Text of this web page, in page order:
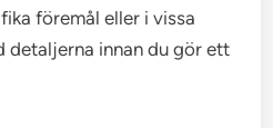
föremål eller i vissa
detaljerna innan du gör ett